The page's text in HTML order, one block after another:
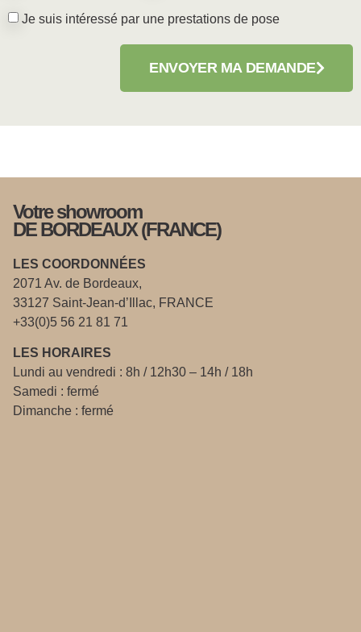
Je suis intéressé par une prestations de pose
ENVOYER MA DEMANDE
Votre showroom
DE BORDEAUX (FRANCE)
LES COORDONNÉES
2071 Av. de Bordeaux,
33127 Saint-Jean-d’Illac, FRANCE
+33(0)5 56 21 81 71
LES HORAIRES
Lundi au vendredi : 8h / 12h30 – 14h / 18h
Samedi : fermé
Dimanche : fermé